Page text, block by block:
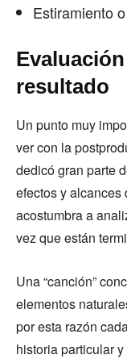
Estiramiento
resultado
Un punto muy
ver con la
dedicó gran parte
efectos y alcances
acostumbra a
vez que están
Una “canción”
elementos
por esta razón
historia particular